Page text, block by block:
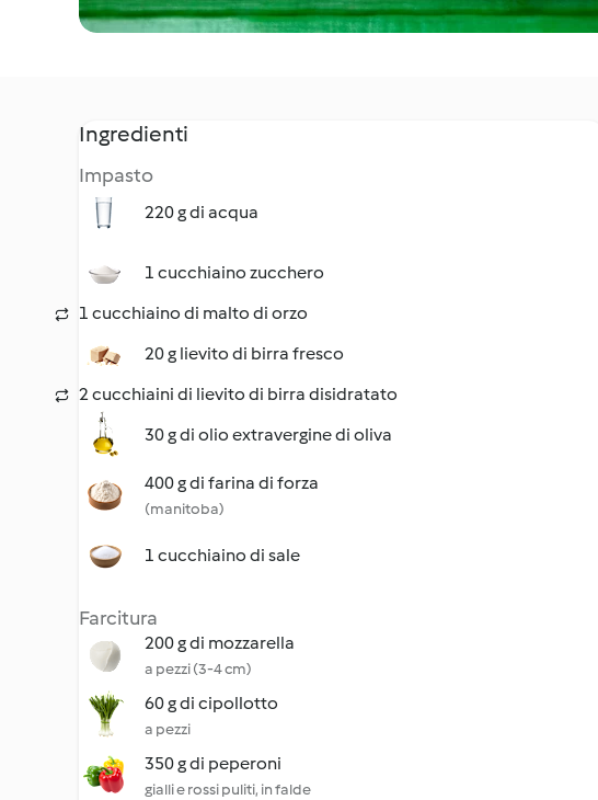
Ingredienti
Impasto
220 g di acqua
1 cucchiaino zucchero
1 cucchiaino di malto di orzo
20 g lievito di birra fresco
2 cucchiaini di lievito di birra disidratato
30 g di olio extravergine di oliva
400 g di farina di forza
(manitoba)
1 cucchiaino di sale
Farcitura
200 g di mozzarella
a pezzi (3-4 cm)
60 g di cipollotto
a pezzi
350 g di peperoni
gialli e rossi puliti, in falde